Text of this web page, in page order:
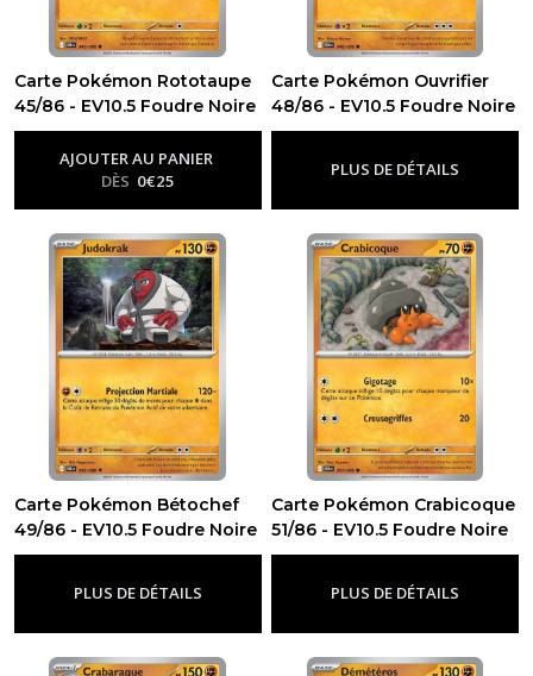
Carte Pokémon Rototaupe
45/86 - EV10.5 Foudre Noire
-Ev10.5 - Foudre Noire
AJOUTER AU PANIER
DÈS 0€25
Carte Pokémon Ouvrifier
48/86 - EV10.5 Foudre Noire
-Ev10.5 - Foudre Noire
PLUS DE DÉTAILS
Carte Pokémon Bétochef
49/86 - EV10.5 Foudre Noire
-Ev10.5 - Foudre Noire
PLUS DE DÉTAILS
Carte Pokémon Crabicoque
51/86 - EV10.5 Foudre Noire
-Ev10.5 - Foudre Noire
PLUS DE DÉTAILS